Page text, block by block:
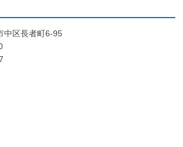
区長者町6-95